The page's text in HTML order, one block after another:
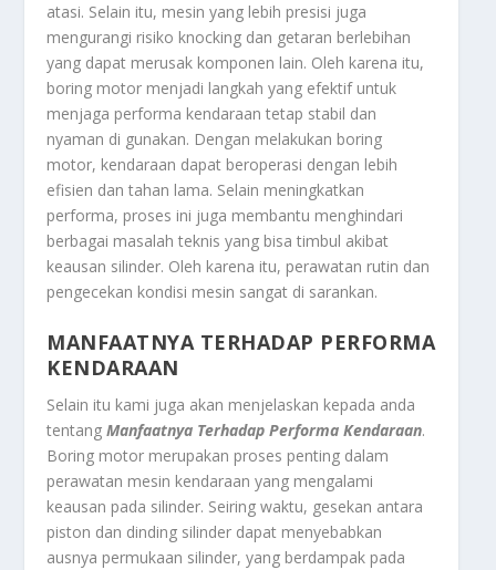
atasi. Selain itu, mesin yang lebih presisi juga
mengurangi risiko knocking dan getaran berlebihan
yang dapat merusak komponen lain. Oleh karena itu,
boring motor menjadi langkah yang efektif untuk
menjaga performa kendaraan tetap stabil dan
nyaman di gunakan. Dengan melakukan boring
motor, kendaraan dapat beroperasi dengan lebih
efisien dan tahan lama. Selain meningkatkan
performa, proses ini juga membantu menghindari
berbagai masalah teknis yang bisa timbul akibat
keausan silinder. Oleh karena itu, perawatan rutin dan
pengecekan kondisi mesin sangat di sarankan.
MANFAATNYA TERHADAP PERFORMA
KENDARAAN
Selain itu kami juga akan menjelaskan kepada anda
tentangManfaatnya Terhadap Performa Kendaraan.
Boring motor merupakan proses penting dalam
perawatan mesin kendaraan yang mengalami
keausan pada silinder. Seiring waktu, gesekan antara
piston dan dinding silinder dapat menyebabkan
ausnya permukaan silinder, yang berdampak pada